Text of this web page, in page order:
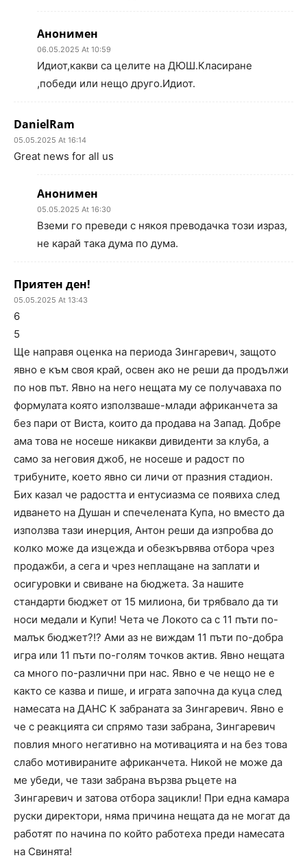
Анонимен
06.05.2025 At 10:59
Идиот,какви са целите на ДЮШ.Класиране
,победи или нещо друго.Идиот.
DanielRam
05.05.2025 At 16:14
Great news for all us
Анонимен
05.05.2025 At 16:30
Вземи го преведи с някоя преводачка този израз,
не карай така дума по дума.
Приятен ден!
05.05.2025 At 13:43
6
5
Ще направя оценка на периода Зингаревич, защото
явно е към своя край, освен ако не реши да продължи
по нов път. Явно на него нещата му се получаваха по
формулата която използваше-млади африканчета за
без пари от Виста, които да продава на Запад. Добре
ама това не носеше никакви дивиденти за клуба, а
само за неговия джоб, не носеше и радост по
трибуните, което явно си личи от празния стадион.
Бих казал че радостта и ентусиазма се появиха след
идването на Душан и спечелената Купа, но вместо да
използва тази инерция, Антон реши да изпробва до
колко може да изцежда и обезкървява отбора чрез
продажби, а сега и чрез неплащане на заплати и
осигуровки и свиване на бюджета. За нашите
стандарти бюджет от 15 милиона, би трябвало да ти
носи медали и Купи! Чета че Локото са с 11 пъти по-
малък бюджет?!? Ами аз не виждам 11 пъти по-добра
игра или 11 пъти по-голям точков актив. Явно нещата
са много по-различни при нас. Явно е че нещо не е
както се казва и пише, и играта започна да куца след
намесата на ДАНС К забраната за Зингаревич. Явно е
че с реакцията си спрямо тази забрана, Зингаревич
повлия много негативно на мотивацията и на без това
слабо мотивираните африканчета. Никой не може да
ме убеди, че тази забрана вързва ръцете на
Зингаревич и затова отбора зацикли! При една камара
руски директори, няма причина нещата да не могат да
работят по начина по който работеха преди намесата
на Свинята!